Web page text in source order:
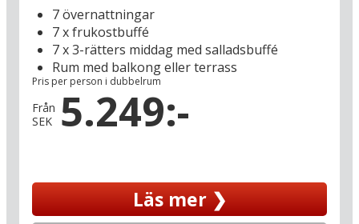
Den charmiga staden Garda ligger på den östra
sidan av Gardasjön och här ligger Hotel Marco
Polo inbäddat i ett frodigt område med utsikt
över sjön från bland annat restaurangen. Du bor
på gångavstånd från Garda centrum (1 km) och
Gardasjön (500 m). I Garda centrum finner du ett
måste att promenera på strandpromenaden vid
Gardasjön och då kan man passa på att njuta av
en svalkande gelato i sommarvärmen.
7 övernattningar
7 x frukostbuffé
7 x 3-rätters middag med salladsbuffé
Rum med balkong eller terrass
Pris per person i dubbelrum
Från
SEK
5.249:-
Läs mer ❯